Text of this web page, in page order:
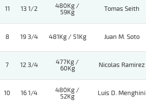
11 13 1/2
480Kg /
59Kg
Tomas Seith
8 19 3/4 481Kg / 51Kg Juan M. Soto
7 12 3/4
477Kg /
60Kg
Nicolas Ramirez
10 16 1/4
480Kg /
52Kg
Luis D. Menghini